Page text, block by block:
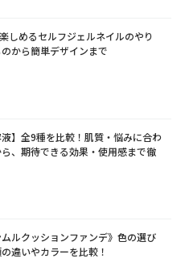
しめるセルフジェルネイルのやり
から簡単デザインまで
液】全9種を比較！肌質・悩みに合わ
、期待できる効果・使用感まで徹
ムルクッションファンデ》色の選び
違いやカラーを比較！